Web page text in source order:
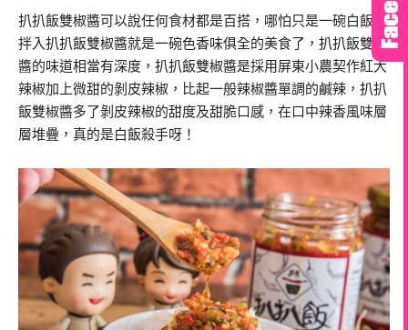
扒扒飯雙椒醬可以說任何食材都是百搭，哪怕只是一碗白飯，
拌入扒扒飯雙椒醬就是一碗色香味俱全的美食了，扒扒飯雙椒
醬的味道相當有深度，扒扒飯雙椒醬是採用屏東小農契作紅大
辣椒加上微甜的剝皮辣椒，比起一般辣椒醬單調的鹹辣，扒扒
飯雙椒醬多了剝皮辣椒的甜度及甜脆口感，在口中辣香風味層
層堆疊，真的是白飯殺手呀！